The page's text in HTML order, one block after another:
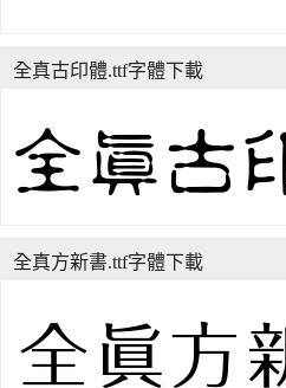
全真古印體.ttf字體下載
全真方新書.ttf字體下載